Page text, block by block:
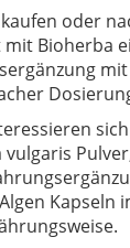
oder
Bioherba
Kapseln